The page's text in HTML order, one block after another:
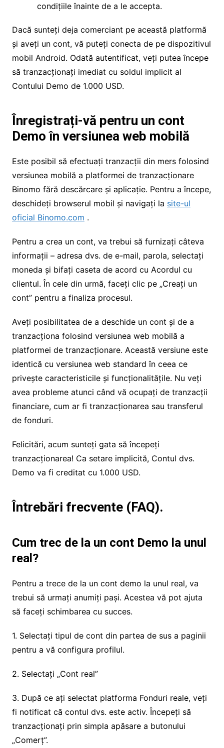
condițiile înainte de a le accepta.
Dacă sunteți deja comerciant pe această platformă
și aveți un cont, vă puteți conecta de pe dispozitivul
mobil Android. Odată autentificat, veți putea începe
să tranzacționați imediat cu soldul implicit al
Contului Demo de 1.000 USD.
Înregistrați-vă pentru un cont
Demo în versiunea web mobilă
Este posibil să efectuați tranzacții din mers folosind
versiunea mobilă a platformei de tranzacționare
Binomo fără descărcare și aplicație. Pentru a începe,
deschideți browserul mobil și navigați la site-ul
oficial Binomo.com .
Pentru a crea un cont, va trebui să furnizați câteva
informații – adresa dvs. de e-mail, parola, selectați
moneda și bifați caseta de acord cu Acordul cu
clientul. În cele din urmă, faceți clic pe „Creați un
cont” pentru a finaliza procesul.
Aveți posibilitatea de a deschide un cont și de a
tranzacționa folosind versiunea web mobilă a
platformei de tranzacționare. Această versiune este
identică cu versiunea web standard în ceea ce
privește caracteristicile și funcționalitățile. Nu veți
avea probleme atunci când vă ocupați de tranzacții
financiare, cum ar fi tranzacționarea sau transferul
de fonduri.
Felicitări, acum sunteți gata să începeți
tranzacționarea! Ca setare implicită, Contul dvs.
Demo va fi creditat cu 1.000 USD.
Întrebări frecvente (FAQ).
Cum trec de la un cont Demo la unul
real?
Pentru a trece de la un cont demo la unul real, va
trebui să urmați anumiți pași. Acestea vă pot ajuta
să faceți schimbarea cu succes.
1. Selectați tipul de cont din partea de sus a paginii
pentru a vă configura profilul.
2. Selectați „Cont real”
3. După ce ați selectat platforma Fonduri reale, veți
fi notificat că contul dvs. este activ. Începeți să
tranzacționați prin simpla apăsare a butonului
„Comerț”.